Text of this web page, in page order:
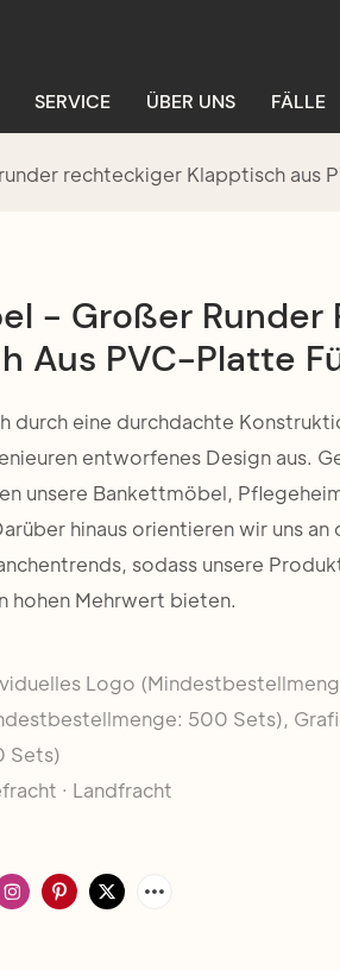
SERVICE ÜBER UNS FÄLLE
rechteckiger Klapptisch aus
- Großer Runder
Aus PVC-Platte
durch eine durchdachte
entworfenes Design aus.
unsere Bankettmöbel,
hinaus orientieren wir uns an
sodass unsere
hohen Mehrwert bieten.
Logo
500 Sets),
Sets)
· Landfracht